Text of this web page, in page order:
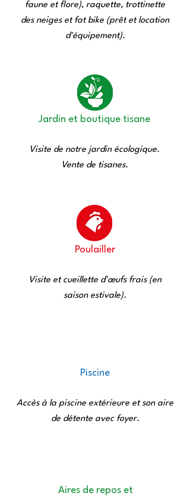
faune et flore), raquette, trottinette
des neiges et fat bike (prêt et location
d'équipement).
Jardin et boutique tisane
Visite de notre jardin écologique.
Vente de tisanes.
Poulailler
Visite et cueillette d'œufs frais (en
saison estivale).
Piscine
Accès à la piscine extérieure et son aire
de détente avec foyer.
Aires de repos et